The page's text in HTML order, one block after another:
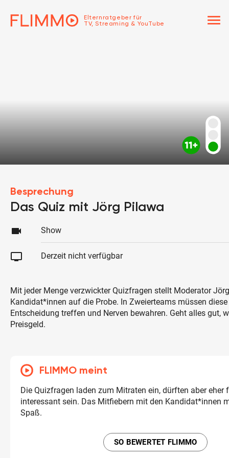
Elternratgeber für
TV, Streaming & YouTube
menu
Besprechung
Das Quiz mit Jörg Pilawa
videocam Show
tv Derzeit nicht verfügbar
Mit jeder Menge verzwickter Quizfragen stellt Moderator
Kandidat*innen auf die Probe. In Zweierteams müssen
Entscheidung treffen und Nerven bewahren. Geht alles gut,
Preisgeld.
FLIMMO meint
Die Quizfragen laden zum Mitraten ein, dürften aber eher
interessant sein. Das Mitfiebern mit den Kandidat*innen
Spaß.
SO BEWERTET FLIMMO